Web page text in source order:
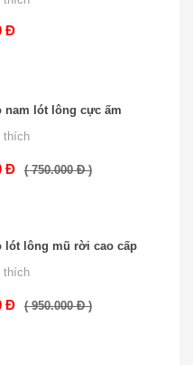
Đ
nam lót lông cực ấm
thích
Đ ( 750.000 Đ )
lót lông mũ rời cao cấp
thích
Đ ( 950.000 Đ )